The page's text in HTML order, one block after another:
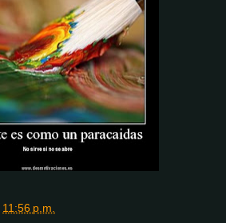
11:56 p.m.